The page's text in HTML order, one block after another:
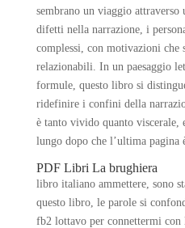
sembrano un viaggio attraverso
difetti nella narrazione, i
complessi, con motivazioni che
relazionabili. In un paesaggio
formule, questo libro si
ridefinire i confini della
è tanto vivido quanto viscerale,
lungo dopo che l’ultima pagina
PDF Libri La brughiera
libro italiano ammettere, sono
questo libro, le parole si
fb2 lottavo per connettermi con